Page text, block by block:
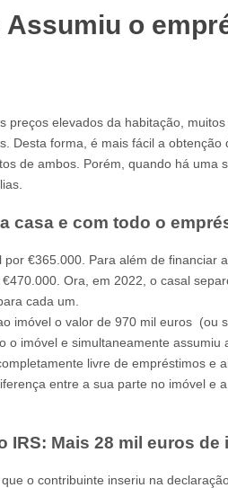
o
preços elevados da habitação,
Desta forma, é mais fácil a obtenção
de ambos. Porém, quando há uma
casa e com todo o
€365.000. Para além de financiar
Ora, em 2022, o casal
cada um.
imóvel o valor de 970 mil euros (ou
o imóvel e simultaneamente assumiu
livre de empréstimos e
entre a sua parte no imóvel e
IRS: Mais 28 mil euros de
o contribuinte inseriu na